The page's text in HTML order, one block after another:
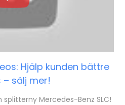
Hjälp kunden bättre
sälj mer!
Mercedes-Benz SLC!